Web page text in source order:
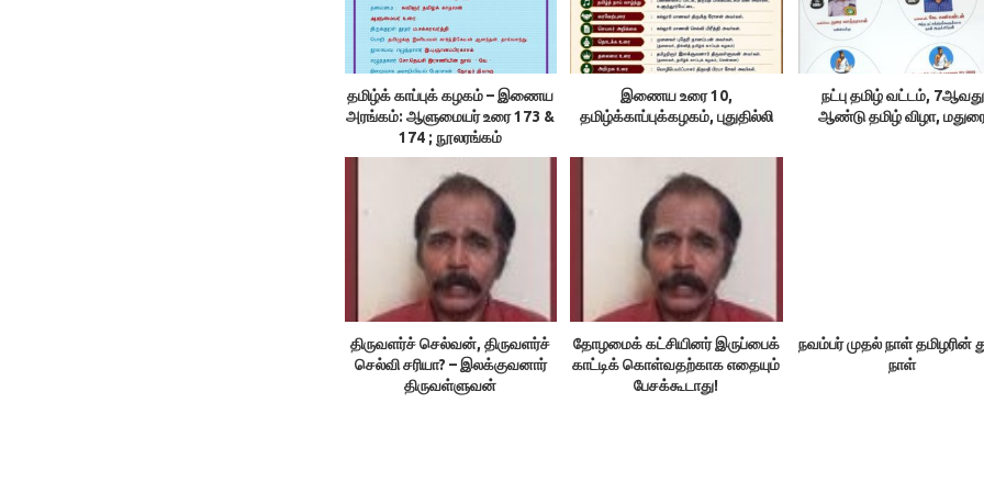
தமிழ்க் காப்புக் கழகம் – இணைய
அரங்கம்: ஆளுமையர் உரை 173 &
174 ; நூலரங்கம்
இணைய உரை 10,
தமிழ்க்காப்புக்கழகம், புதுதில்லி
நட்பு தமிழ் வட்டம், 7ஆவது
ஆண்டு தமிழ் விழா,
திருவளர்ச் செல்வன், திருவளர்ச்
செல்வி சரியா? – இலக்குவனார்
திருவள்ளுவன்
தோழமைக் கட்சியினர் இருப்பைக்
காட்டிக் கொள்வதற்காக எதையும்
பேசக்கூடாது!
நவம்பர் முதல் நாள் தமிழரின்
நாள்